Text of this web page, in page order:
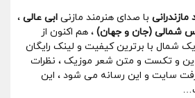
با صدای هنرمند مازنی ابی عالی ،
شمالی (جان و جهان) ، هم اکنون از
شمال با برترین کیفیت و لینک رایگان
و تکست و متن شعر موزیک ، نظرات
سایت و این رسانه می شود ، این